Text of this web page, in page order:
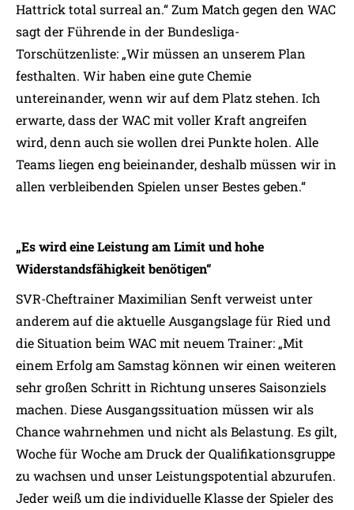
Hattrick total surreal an.“ Zum Match gegen den WAC
sagt der Führende in der Bundesliga-
Torschützenliste: „Wir müssen an unserem Plan
festhalten. Wir haben eine gute Chemie
untereinander, wenn wir auf dem Platz stehen. Ich
erwarte, dass der WAC mit voller Kraft angreifen
wird, denn auch sie wollen drei Punkte holen. Alle
Teams liegen eng beieinander, deshalb müssen wir in
allen verbleibenden Spielen unser Bestes geben.“
„Es wird eine Leistung am Limit und hohe
Widerstandsfähigkeit benötigen“
SVR-Cheftrainer Maximilian Senft verweist unter
anderem auf die aktuelle Ausgangslage für Ried und
die Situation beim WAC mit neuem Trainer: „Mit
einem Erfolg am Samstag können wir einen weiteren
sehr großen Schritt in Richtung unseres Saisonziels
machen. Diese Ausgangssituation müssen wir als
Chance wahrnehmen und nicht als Belastung. Es gilt,
Woche für Woche am Druck der Qualifikationsgruppe
zu wachsen und unser Leistungspotential abzurufen.
Jeder weiß um die individuelle Klasse der Spieler des